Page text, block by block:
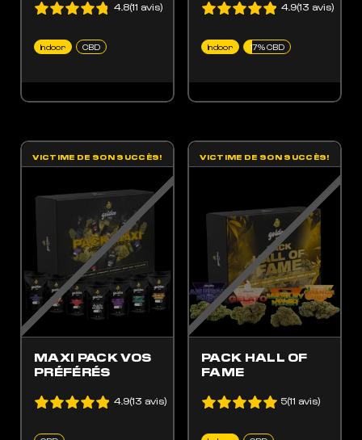
Indoor CBD
4.8(11 avis)
Indoor 17% CBD
4.9(13 avis)
MAXI PACK VOS
PRÉFÉRÉS
4.9(13 avis)
VICTIME DE SON SUCCÈS!
OPTIONS PEUVENT ÊTRE CHOISIES SUR LA PAGE DU PRODUIT
PACK HALL OF
FAME
5(11 avis)
VICTIME DE SON SUCCÈS!
PRODUIT A PLUSIEURS VARIATIONS. LES OPTIONS PEUVENT ÊTRE CHOISIES SUR LA